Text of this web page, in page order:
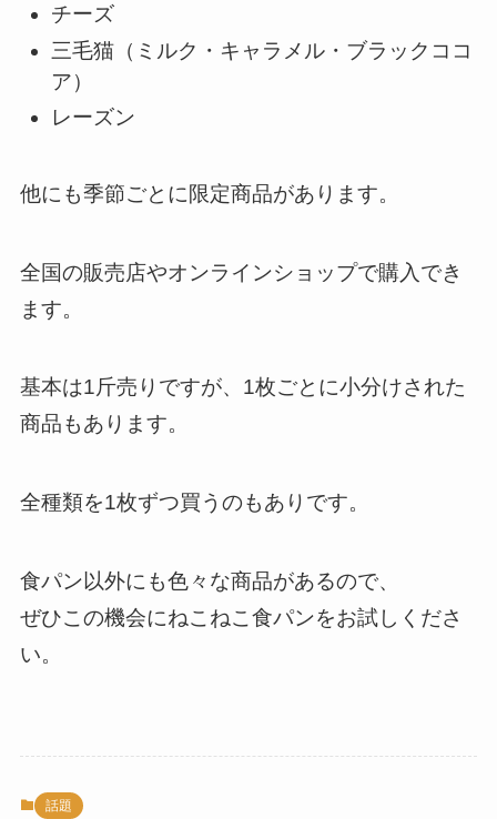
チーズ
三毛猫（ミルク・キャラメル・ブラックココ
ア）
レーズン
他にも季節ごとに限定商品があります。
全国の販売店やオンラインショップで購入でき
ます。
基本は1斤売りですが、1枚ごとに小分けされた
商品もあります。
全種類を1枚ずつ買うのもありです。
食パン以外にも色々な商品があるので、
ぜひこの機会にねこねこ食パンをお試しくださ
い。
話題